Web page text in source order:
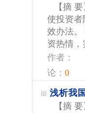
【摘
使投资者
效办法。
资热情
作者：
论： 0
浅析我
【摘